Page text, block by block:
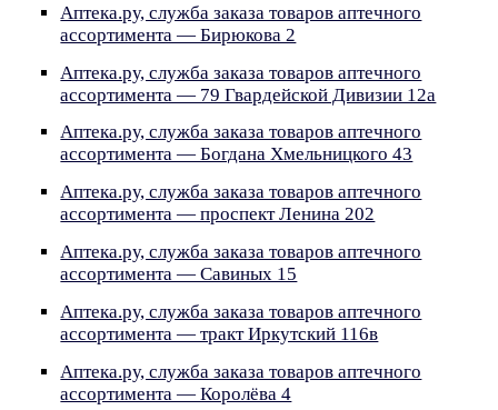
Аптека.ру, служба заказа товаров аптечного
ассортимента — Бирюкова 2
Аптека.ру, служба заказа товаров аптечного
ассортимента — 79 Гвардейской Дивизии 12а
Аптека.ру, служба заказа товаров аптечного
ассортимента — Богдана Хмельницкого 43
Аптека.ру, служба заказа товаров аптечного
ассортимента — проспект Ленина 202
Аптека.ру, служба заказа товаров аптечного
ассортимента — Савиных 15
Аптека.ру, служба заказа товаров аптечного
ассортимента — тракт Иркутский 116в
Аптека.ру, служба заказа товаров аптечного
ассортимента — Королёва 4